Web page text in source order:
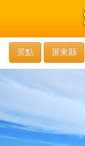
景點 屏東縣